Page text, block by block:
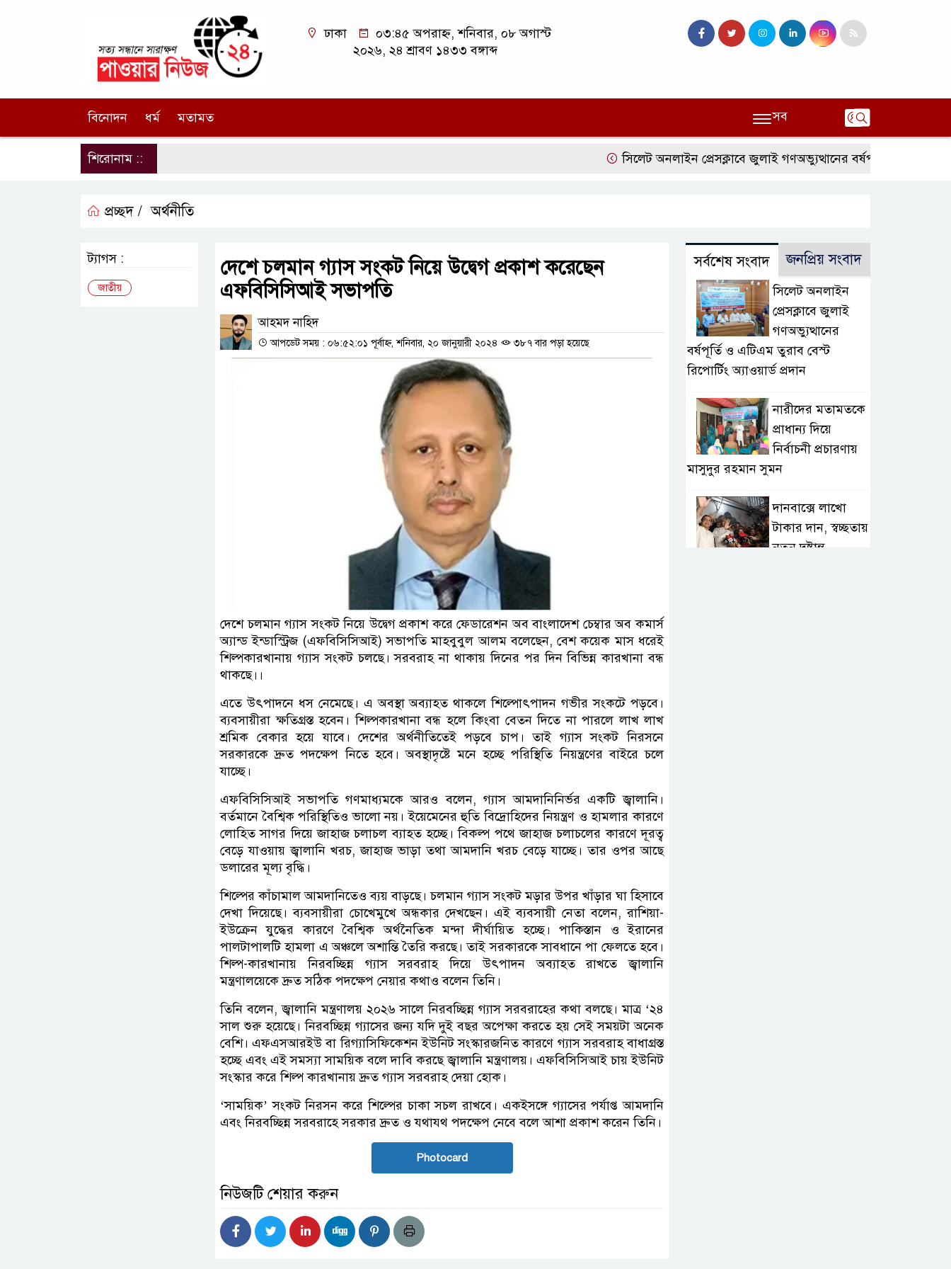
ঢাকা
০৩:৪৫ অপরাহ্ন, শনিবার, ০৮ অগাস্ট
২০২৬, ২৪ শ্রাবণ ১৪৩৩ বঙ্গাব্দ
বিনোদন ধর্ম মতামত সব
শিরোনাম :: সিলেট অনলাইন প্রেসক্লাবে জুলাই গণঅভ্যুত্থানের বর্ষপূর্তি ও এটিএম তুরাব
প্রচ্ছদ / অর্থনীতি
দেশে চলমান গ্যাস সংকট নিয়ে উদ্বেগ প্রকাশ করেছেন
এফবিসিসিআই সভাপতি
আহমদ নাহিদ
আপডেট সময় : ০৬:৫২:০১ পূর্বাহ্ন, শনিবার, ২০ জানুয়ারী ২০২৪ ৩৮৭ বার পড়া হয়েছে
দেশে চলমান গ্যাস সংকট নিয়ে উদ্বেগ প্রকাশ করে ফেডারেশন অব বাংলাদেশ চেম্বার অব কমার্স
অ্যান্ড ইন্ডাস্ট্রিজ (এফবিসিসিআই) সভাপতি মাহবুবুল আলম বলেছেন, বেশ কয়েক মাস ধরেই
শিল্পকারখানায় গ্যাস সংকট চলছে। সরবরাহ না থাকায় দিনের পর দিন বিভিন্ন কারখানা বন্ধ
থাকছে।।
এতে উৎপাদনে ধস নেমেছে। এ অবস্থা অব্যাহত থাকলে শিল্পোৎপাদন গভীর সংকটে পড়বে।
ব্যবসায়ীরা ক্ষতিগ্রস্ত হবেন। শিল্পকারখানা বন্ধ হলে কিংবা বেতন দিতে না পারলে লাখ লাখ
শ্রমিক বেকার হয়ে যাবে। দেশের অর্থনীতিতেই পড়বে চাপ। তাই গ্যাস সংকট নিরসনে
সরকারকে দ্রুত পদক্ষেপ নিতে হবে। অবস্থাদৃষ্টে মনে হচ্ছে পরিস্থিতি নিয়ন্ত্রণের বাইরে চলে
যাচ্ছে।
এফবিসিসিআই সভাপতি গণমাধ্যমকে আরও বলেন, গ্যাস আমদানিনির্ভর একটি জ্বালানি।
বর্তমানে বৈশ্বিক পরিস্থিতিও ভালো নয়। ইয়েমেনের হুতি বিদ্রোহিদের নিয়ন্ত্রণ ও হামলার কারণে
লোহিত সাগর দিয়ে জাহাজ চলাচল ব্যাহত হচ্ছে। বিকল্প পথে জাহাজ চলাচলের কারণে দূরত্ব
বেড়ে যাওয়ায় জ্বালানি খরচ, জাহাজ ভাড়া তথা আমদানি খরচ বেড়ে যাচ্ছে। তার ওপর আছে
ডলারের মূল্য বৃদ্ধি।
শিল্পের কাঁচামাল আমদানিতেও ব্যয় বাড়ছে। চলমান গ্যাস সংকট মড়ার উপর খাঁড়ার ঘা হিসাবে
দেখা দিয়েছে। ব্যবসায়ীরা চোখেমুখে অন্ধকার দেখছেন। এই ব্যবসায়ী নেতা বলেন, রাশিয়া-
ইউক্রেন যুদ্ধের কারণে বৈশ্বিক অর্থনৈতিক মন্দা দীর্ঘায়িত হচ্ছে। পাকিস্তান ও ইরানের
পালটাপালটি হামলা এ অঞ্চলে অশান্তি তৈরি করছে। তাই সরকারকে সাবধানে পা ফেলতে হবে।
শিল্প-কারখানায় নিরবচ্ছিন্ন গ্যাস সরবরাহ দিয়ে উৎপাদন অব্যাহত রাখতে জ্বালানি
মন্ত্রণালয়েকে দ্রুত সঠিক পদক্ষেপ নেয়ার কথাও বলেন তিনি।
তিনি বলেন, জ্বালানি মন্ত্রণালয় ২০২৬ সালে নিরবচ্ছিন্ন গ্যাস সরবরাহের কথা বলছে। মাত্র ‘২৪
সাল শুরু হয়েছে। নিরবচ্ছিন্ন গ্যাসের জন্য যদি দুই বছর অপেক্ষা করতে হয় সেই সময়টা অনেক
বেশি। এফএসআরইউ বা রিগ্যাসিফিকেশন ইউনিট সংস্কারজনিত কারণে গ্যাস সরবরাহ বাধাগ্রস্ত
হচ্ছে এবং এই সমস্যা সাময়িক বলে দাবি করছে জ্বালানি মন্ত্রণালয়। এফবিসিসিআই চায় ইউনিট
সংস্কার করে শিল্প কারখানায় দ্রুত গ্যাস সরবরাহ দেয়া হোক।
‘সাময়িক’ সংকট নিরসন করে শিল্পের চাকা সচল রাখবে। একইসঙ্গে গ্যাসের পর্যাপ্ত আমদানি
এবং নিরবচ্ছিন্ন সরবরাহে সরকার দ্রুত ও যথাযথ পদক্ষেপ নেবে বলে আশা প্রকাশ করেন তিনি।
Photocard
নিউজটি শেয়ার করুন
ট্যাগস :
জাতীয়
সর্বশেষ সংবাদ জনপ্রিয় সংবাদ
সিলেট অনলাইন
প্রেসক্লাবে জুলাই
গণঅভ্যুত্থানের
বর্ষপূর্তি ও এটিএম তুরাব বেস্ট
রিপোর্টিং অ্যাওয়ার্ড প্রদান
নারীদের মতামতকে
প্রাধান্য দিয়ে
নির্বাচনী প্রচারণায়
মাসুদুর রহমান সুমন
দানবাক্সে লাখো
টাকার দান, স্বচ্ছতায়
নতুন দৃষ্টান্ত